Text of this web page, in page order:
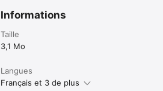
Informations
Taille
3,1 Mo
Langues
Français et 3 de plus